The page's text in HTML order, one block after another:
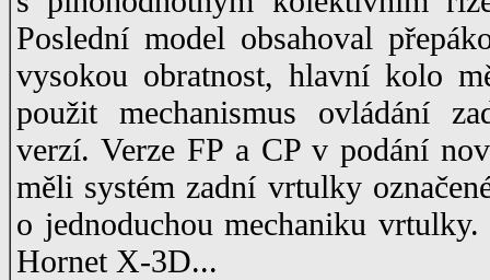
Poslední model obsahoval
vysokou obratnost, hlavní kolo
použit mechanismus ovládání
verzí. Verze FP a CP v podání
měli systém zadní vrtulky
o jednoduchou mechaniku
Hornet X-3D...